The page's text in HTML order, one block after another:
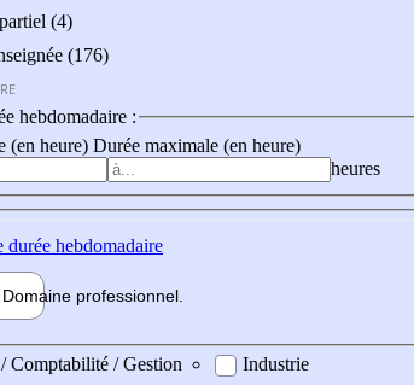
(4)
(176)
hebdomadaire :
(en heure) Durée maximale (en heure)
heures
hebdomadaire
Domaine professionnel
Comptabilité / Gestion
Industrie